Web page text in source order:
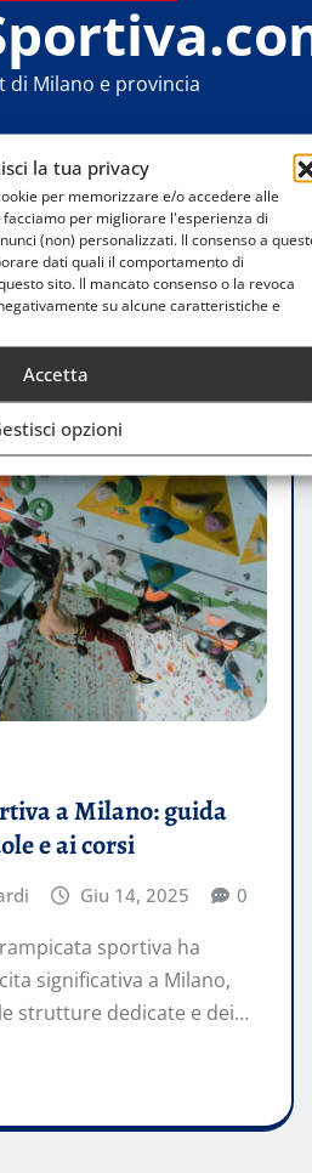
la tua privacy
per memorizzare e/o accedere alle
per migliorare l'esperienza di
(non) personalizzati. Il consenso a
dati quali il comportamento di
sito. Il mancato consenso o la revoca
su alcune caratteristiche e
Accetta
opzioni
di Milano e provincia
a Milano: guida completa
a Milano: guida
e ai corsi
Giu 14, 2025 0
sportiva ha
significativa a Milano,
strutture dedicate e dei…